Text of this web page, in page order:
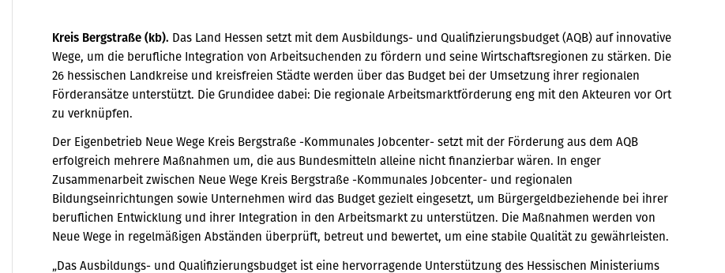
Kreis Bergstraße (kb). Das Land Hessen setzt mit dem Ausbildungs- und Qualifizierungsbudget (AQB) auf innovative
Wege, um die berufliche Integration von Arbeitsuchenden zu fördern und seine Wirtschaftsregionen zu stärken. Die
26 hessischen Landkreise und kreisfreien Städte werden über das Budget bei der Umsetzung ihrer regionalen
Förderansätze unterstützt. Die Grundidee dabei: Die regionale Arbeitsmarktförderung eng mit den Akteuren vor Ort
zu verknüpfen.
Der Eigenbetrieb Neue Wege Kreis Bergstraße -Kommunales Jobcenter- setzt mit der Förderung aus dem AQB
erfolgreich mehrere Maßnahmen um, die aus Bundesmitteln alleine nicht finanzierbar wären. In enger
Zusammenarbeit zwischen Neue Wege Kreis Bergstraße -Kommunales Jobcenter- und regionalen
Bildungseinrichtungen sowie Unternehmen wird das Budget gezielt eingesetzt, um Bürgergeldbeziehende bei ihrer
beruflichen Entwicklung und ihrer Integration in den Arbeitsmarkt zu unterstützen. Die Maßnahmen werden von
Neue Wege in regelmäßigen Abständen überprüft, betreut und bewertet, um eine stabile Qualität zu gewährleisten.
„Das Ausbildungs- und Qualifizierungsbudget ist eine hervorragende Unterstützung des Hessischen Ministeriums